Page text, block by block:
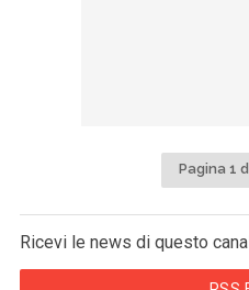
Pagina 1
Ricevi le news di questo